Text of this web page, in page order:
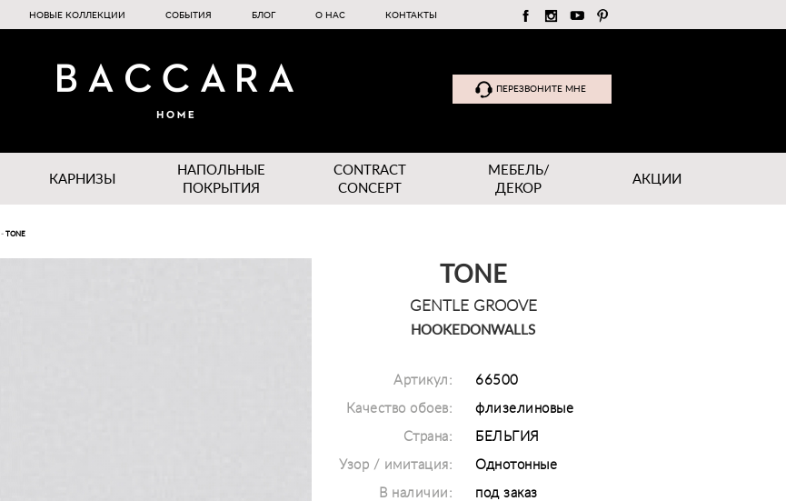
НОВЫЕ КОЛЛЕКЦИИ СОБЫТИЯ БЛОГ О НАС КОНТАКТЫ
ПЕРЕЗВОНИТЕ МНЕ
КАРНИЗЫ
НАПОЛЬНЫЕ
ПОКРЫТИЯ
CONTRACT
CONCEPT
МЕБЕЛЬ/
ДЕКОР
АКЦИИ
- TONE
TONE
GENTLE GROOVE
HOOKEDONWALLS
Артикул: 66500
Качество обоев: флизелиновые
Страна: БЕЛЬГИЯ
Узор / имитация: Однотонные
В наличии: под заказ